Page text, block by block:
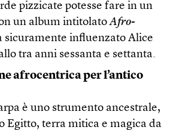
pizzicate potesse fare in un
un album intitolatoAfro-
sicuramente influenzato Alice
tra anni sessanta e settanta.
afrocentrica per l’antico
è uno strumento ancestrale,
Egitto, terra mitica e magica da